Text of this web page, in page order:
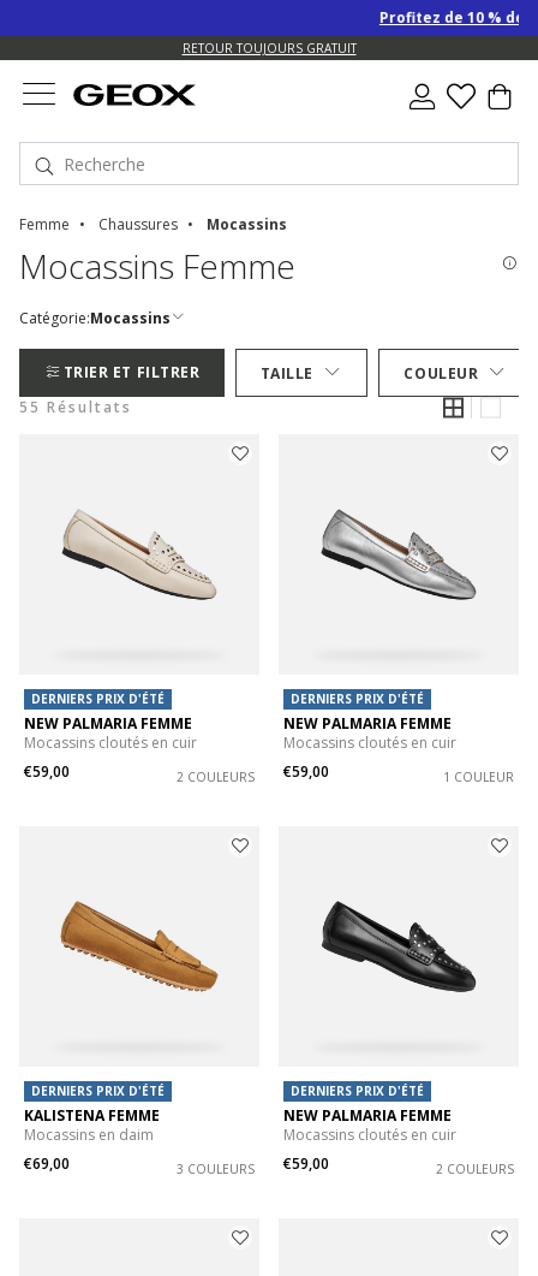
Profitez de 10 % de remise
EXPÉDITION GRATUITE POUR LES COMMANDES DE PLUS DE 90.00 €
RETOUR TOUJOURS GRATUIT
Femme Chaussures Mocassins
Mocassins Femme
Catégorie:Mocassins
TRIER ET FILTRER TAILLE
COULEUR
55 Résultats
DERNIERS PRIX D'ÉTÉ
NEW PALMARIA FEMME
Mocassins cloutés en cuir
€59,00
2 COULEURS
DERNIERS PRIX D'ÉTÉ
NEW PALMARIA FEMME
Mocassins cloutés en cuir
€59,00
1 COULEUR
DERNIERS PRIX D'ÉTÉ
KALISTENA FEMME
Mocassins en daim
€69,00
3 COULEURS
DERNIERS PRIX D'ÉTÉ
NEW PALMARIA FEMME
Mocassins cloutés en cuir
€59,00
2 COULEURS